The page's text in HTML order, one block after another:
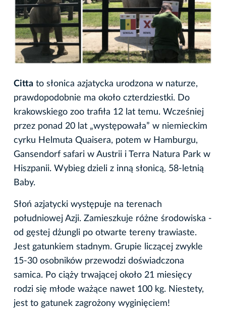
Citta to słonica azjatycka urodzona w naturze,
prawdopodobnie ma około czterdziestki. Do
krakowskiego zoo trafiła 12 lat temu. Wcześniej
przez ponad 20 lat „występowała” w niemieckim
cyrku Helmuta Quaisera, potem w Hamburgu,
Gansendorf safari w Austrii i Terra Natura Park w
Hiszpanii. Wybieg dzieli z inną słonicą, 58-letnią
Baby.
Słoń azjatycki występuje na terenach
południowej Azji. Zamieszkuje różne środowiska -
od gęstej dżungli po otwarte tereny trawiaste.
Jest gatunkiem stadnym. Grupie liczącej zwykle
15-30 osobników przewodzi doświadczona
samica. Po ciąży trwającej około 21 miesięcy
rodzi się młode ważące nawet 100 kg. Niestety,
jest to gatunek zagrożony wyginięciem!